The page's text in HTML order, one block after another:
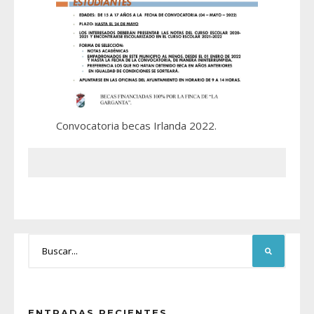
Convocatoria becas Irlanda 2022.